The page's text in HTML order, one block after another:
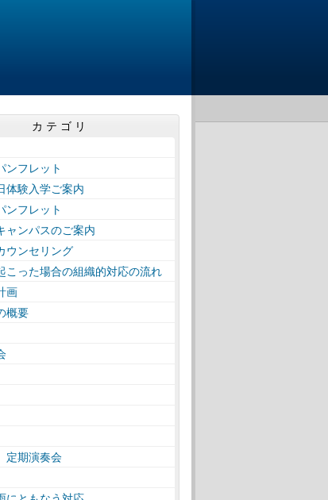
カテゴリ
ンフレット
体験入学ご案内
フレット
ャンパスのご案内
ウンセリング
こった場合の組織的対応の流れ
画
概要
期演奏会